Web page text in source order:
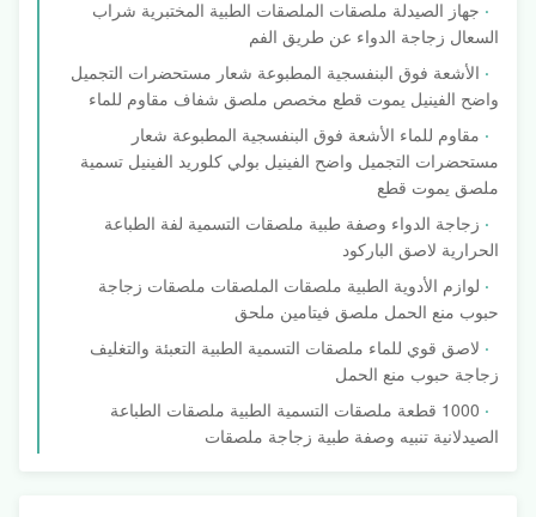
جهاز الصيدلة ملصقات الملصقات الطبية المختبرية شراب
السعال زجاجة الدواء عن طريق الفم
الأشعة فوق البنفسجية المطبوعة شعار مستحضرات التجميل
واضح الفينيل يموت قطع مخصص ملصق شفاف مقاوم للماء
مقاوم للماء الأشعة فوق البنفسجية المطبوعة شعار
مستحضرات التجميل واضح الفينيل بولي كلوريد الفينيل تسمية
ملصق يموت قطع
زجاجة الدواء وصفة طبية ملصقات التسمية لفة الطباعة
الحرارية لاصق الباركود
لوازم الأدوية الطبية ملصقات الملصقات ملصقات زجاجة
حبوب منع الحمل ملصق فيتامين ملحق
لاصق قوي للماء ملصقات التسمية الطبية التعبئة والتغليف
زجاجة حبوب منع الحمل
1000 قطعة ملصقات التسمية الطبية ملصقات الطباعة
الصيدلانية تنبيه وصفة طبية زجاجة ملصقات